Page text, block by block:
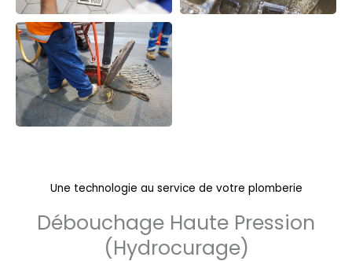
Une technologie au service de votre plomberie
Débouchage Haute Pression
(Hydrocurage)